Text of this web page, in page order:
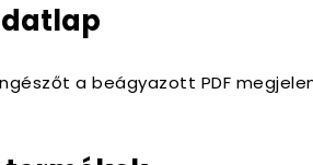
a beágyazott PDF